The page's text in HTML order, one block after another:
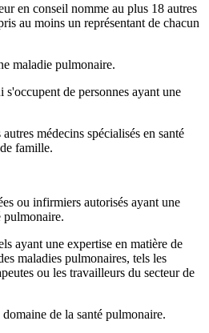
en conseil nomme au plus 18 autres
au moins un représentant de chacun
maladie pulmonaire.
de personnes ayant une
médecins spécialisés en santé
famille.
ou infirmiers autorisés ayant une
pulmonaire.
ayant une expertise en matière de
maladies pulmonaires, tels les
ou les travailleurs du secteur de
de la santé pulmonaire.